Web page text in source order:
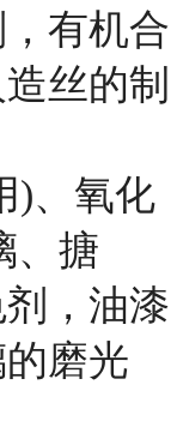
有机合
丝的制
)、氧化
、搪
，油漆
磨光